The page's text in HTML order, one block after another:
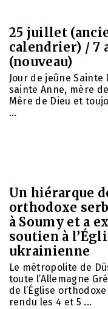
25 juillet
calendrier) / 7
(nouveau)
Jour de jeûne Sainte
sainte Anne, mère
Mère de Dieu et
...
Un hiérarque
orthodoxe
à Soumy et a
soutien à
ukrainienne
Le métropolite de
toute l’Allemagne
de l’Église
rendu les 4 et 5 ...